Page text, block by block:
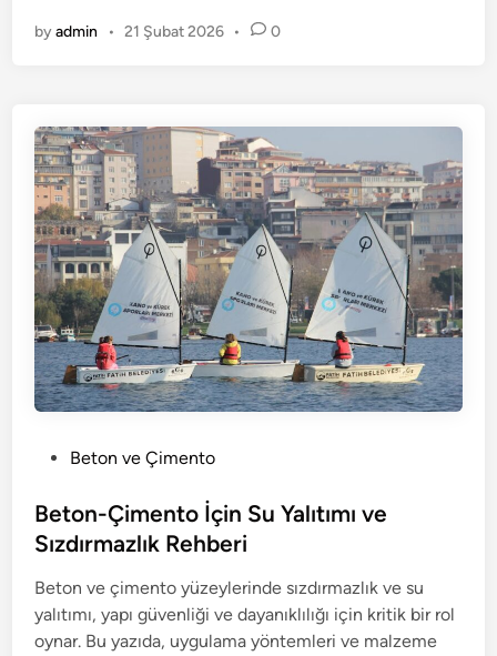
byadmin • 21 Şubat 2026 • 0
s
t
d
i
n
Beton ve Çimento
Beton-Çimento İçin Su Yalıtımı ve
Sızdırmazlık Rehberi
Beton ve çimento yüzeylerinde sızdırmazlık ve su
yalıtımı, yapı güvenliği ve dayanıklılığı için kritik bir rol
oynar. Bu yazıda, uygulama yöntemleri ve malzeme